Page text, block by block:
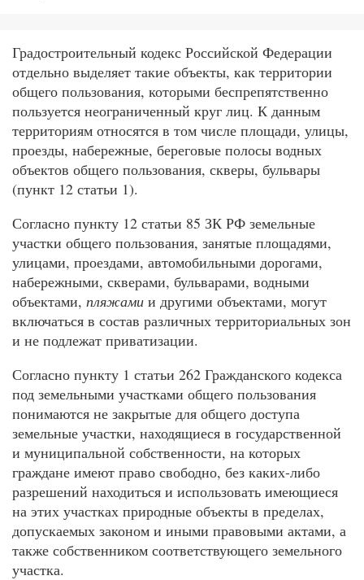
Градостроительный кодекс Российской Федерации
отдельно выделяет такие объекты, как территории
общего пользования, которыми беспрепятственно
пользуется неограниченный круг лиц. К данным
территориям относятся в том числе площади, улицы,
проезды, набережные, береговые полосы водных
объектов общего пользования, скверы, бульвары
(пункт 12 статьи 1).
Согласно пункту 12 статьи 85 ЗК РФ земельные
участки общего пользования, занятые площадями,
улицами, проездами, автомобильными дорогами,
набережными, скверами, бульварами, водными
объектами, пляжами и другими объектами, могут
включаться в состав различных территориальных зон
и не подлежат приватизации.
Согласно пункту 1 статьи 262 Гражданского кодекса
под земельными участками общего пользования
понимаются не закрытые для общего доступа
земельные участки, находящиеся в государственной
и муниципальной собственности, на которых
граждане имеют право свободно, без каких-либо
разрешений находиться и использовать имеющиеся
на этих участках природные объекты в пределах,
допускаемых законом и иными правовыми актами, а
также собственником соответствующего земельного
участка.